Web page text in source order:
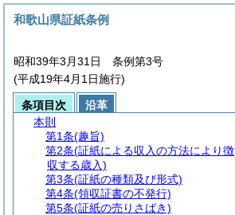
和歌山県証紙条例
昭和39年3月31日 条例第3号
(平成19年4月1日施行)
条項目次
沿革
本則
第1条(趣旨)
第2条(証紙による収入の方法により徴
収する歳入)
第3条(証紙の種類及び形式)
第4条(領収証書の不発行)
第5条(証紙の売りさばき)